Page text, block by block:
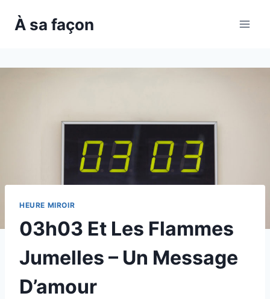
À sa façon
HEURE MIROIR
03h03 Et Les Flammes
Jumelles – Un Message
D’amour